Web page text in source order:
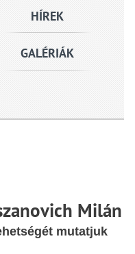
HÍREK
GALÉRIÁK
Milán
mutatjuk